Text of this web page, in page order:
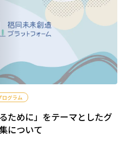
ログラム
ために」をテーマとしたグ
について